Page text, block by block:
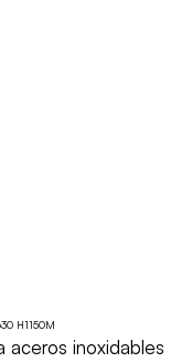
H1150M
aceros inoxidables